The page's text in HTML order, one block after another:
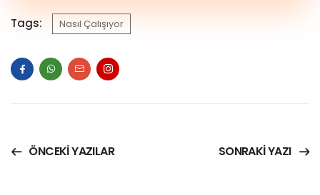
Tags: Nasıl Çalışıyor
ÖNCEKI YAZILAR SONRAKI YAZI